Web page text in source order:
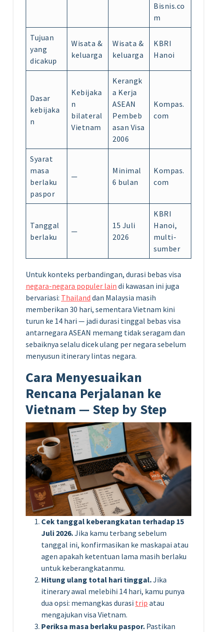
Bisnis.co
m
Tujuan
yang
dicakup
Wisata &
keluarga
Wisata &
keluarga
KBRI
Hanoi
Dasar
kebijaka
n
Kebijaka
n
bilateral
Vietnam
Kerangk
a Kerja
ASEAN
Pembeb
asan Visa
2006
Kompas.
com
Syarat
masa
berlaku
paspor
—
Minimal
6 bulan
Kompas.
com
Tanggal
berlaku
—
15 Juli
2026
KBRI
Hanoi,
multi-
sumber
Untuk konteks perbandingan, durasi bebas visa
negara-negara populer lain di kawasan ini juga
bervariasi: Thailand dan Malaysia masih
memberikan 30 hari, sementara Vietnam kini
turun ke 14 hari — jadi durasi tinggal bebas visa
antarnegara ASEAN memang tidak seragam dan
sebaiknya selalu dicek ulang per negara sebelum
menyusun itinerary lintas negara.
Cara Menyesuaikan
Rencana Perjalanan ke
Vietnam — Step by Step
Cek tanggal keberangkatan terhadap 15
Juli 2026.Jika kamu terbang sebelum
tanggal ini, konfirmasikan ke maskapai atau
agen apakah ketentuan lama masih berlaku
untuk keberangkatanmu.
Hitung ulang total hari tinggal.Jika
itinerary awal melebihi 14 hari, kamu punya
dua opsi: memangkas durasi trip atau
mengajukan visa Vietnam.
Periksa masa berlaku paspor. Pastikan